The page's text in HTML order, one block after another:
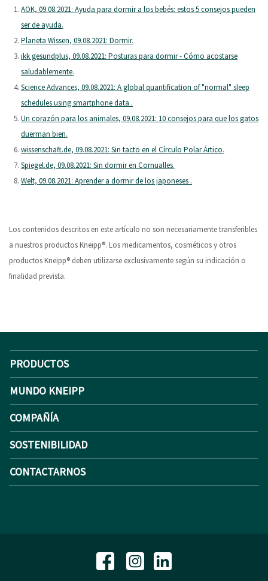
AOK, 09.08.2021: Ayuda para dormir a los bebés: estos 5 consejos pueden
ser de ayuda.
Planeta Wissen, 09.08.2021: Dormir.
ikk gesundplus, 09.08.2021: Posturas para dormir - Cómo acostarse
saludablemente.
Science Advances, 09.08.2021: A global quantification of "normal" sleep
schedules using smartphone data .
Un corazón para los animales, 09.08.2021: 10 consejos para que los gatos
duerman bien.
wissenschaft.de, 09.08.2021: Sin tacto en el Círculo Polar Ártico.
Spiegel.de, 09.08.2021: Sin dormir en Cornualles.
Welt, 09.08.2021: Aprender a dormir de los japoneses .
Los contenidos descritos en este artículo no son necesariamente transferibles
a nuestros productos Kneipp®. Los medicamentos, cosméticos y otros
productos Kneipp® deben utilizarse exclusivamente según su indicación o
finalidad prevista.
PRODUCTOS
MUNDO KNEIPP
COMPAÑÍA
SOSTENIBILIDAD
CONTACTARNOS